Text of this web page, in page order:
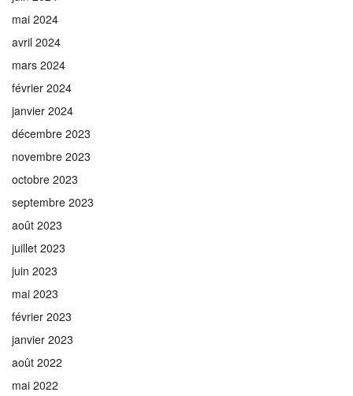
mai 2024
avril 2024
mars 2024
février 2024
janvier 2024
décembre 2023
novembre 2023
octobre 2023
septembre 2023
août 2023
juillet 2023
juin 2023
mai 2023
février 2023
janvier 2023
août 2022
mai 2022